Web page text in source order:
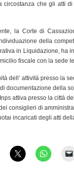
circostanza che gli atti
la Corte di
della
in Liquidazione, ha
fiscale con la sede
dell’ attività presso la
documentazione della
attiva presso la città
consiglieri di
incaricati degli atti